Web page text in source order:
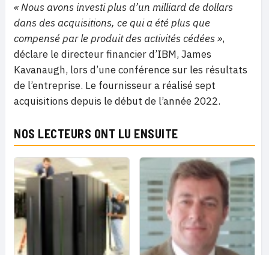
« Nous avons investi plus d’un milliard de dollars
dans des acquisitions, ce qui a été plus que
compensé par le produit des activités cédées »,
déclare le directeur financier d’IBM, James
Kavanaugh, lors d’une conférence sur les résultats
de l’entreprise. Le fournisseur a réalisé sept
acquisitions depuis le début de l’année 2022.
NOS LECTEURS ONT LU ENSUITE